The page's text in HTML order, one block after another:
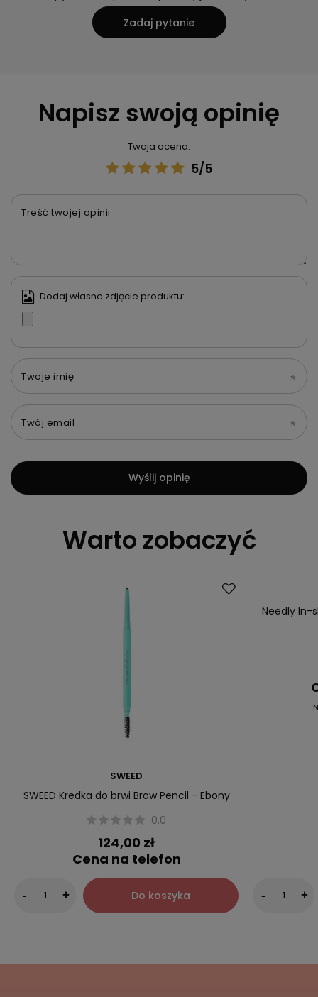
Zadaj pytanie
Napisz swoją opinię
Twoja ocena:
5/5
Treść twojej opinii
Dodaj własne zdjęcie produktu:
Twoje imię
Twój email
Wyślij opinię
Warto zobaczyć
SWEED
SWEED Kredka do brwi Brow Pencil - Ebony
0.0
124,00 zł
Cena na telefon
- + Do koszyka
Needly In-
- +